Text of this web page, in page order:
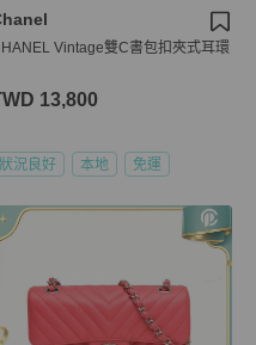
Vintage雙C書包扣夾式耳環
13,800
狀況良好 本地 免運